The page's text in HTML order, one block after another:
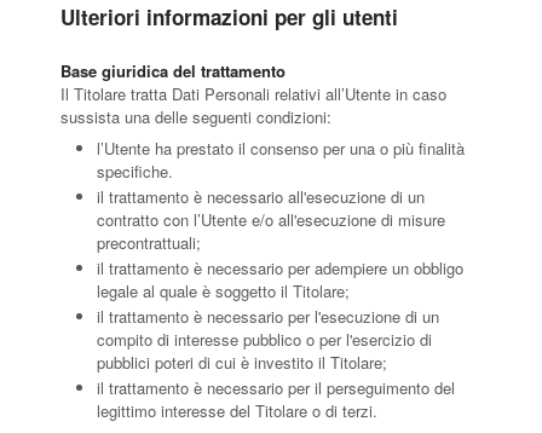
Ulteriori informazioni per gli utenti
Base giuridica del trattamento
Il Titolare tratta Dati Personali relativi all’Utente in caso
sussista una delle seguenti condizioni:
l’Utente ha prestato il consenso per una o più finalità
specifiche.
il trattamento è necessario all'esecuzione di un
contratto con l’Utente e/o all'esecuzione di misure
precontrattuali;
il trattamento è necessario per adempiere un obbligo
legale al quale è soggetto il Titolare;
il trattamento è necessario per l'esecuzione di un
compito di interesse pubblico o per l'esercizio di
pubblici poteri di cui è investito il Titolare;
il trattamento è necessario per il perseguimento del
legittimo interesse del Titolare o di terzi.